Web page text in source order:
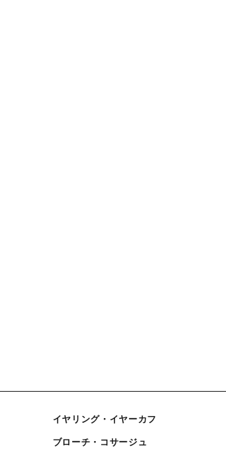
イヤリング・イヤーカフ
ブローチ・コサージュ